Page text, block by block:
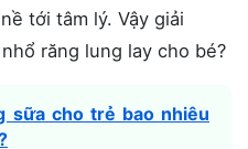
tới tâm lý. Vậy giải
răng lung lay cho bé?
sữa cho trẻ bao nhiêu